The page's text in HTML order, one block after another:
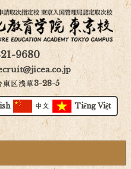
9680
東区浅草3-28-5
中文 Tiếng Việt